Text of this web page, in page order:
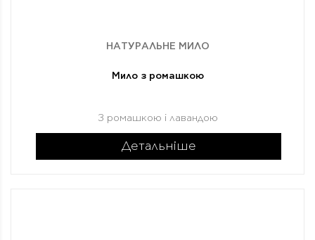
НАТУРАЛЬНЕ МИЛО
Мило з ромашкою
З ромашкою і лавандою
Детальніше